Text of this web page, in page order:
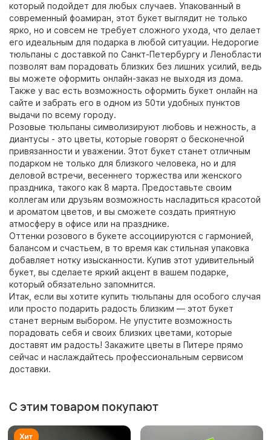
который подойдет для любых случаев. Упакованный в
современный фоамиран, этот букет выглядит не только
ярко, но и совсем не требует сложного ухода, что делает
его идеальным для подарка в любой ситуации. Недорогие
тюльпаны с доставкой по Санкт-Петербургу и Ленобласти
позволят вам порадовать близких без лишних усилий, ведь
вы можете оформить онлайн-заказ не выходя из дома.
Также у вас есть возможность оформить букет онлайн на
сайте и забрать его в одном из 50ти удобных пунктов
выдачи по всему городу.
Розовые тюльпаны символизируют любовь и нежность, а
диантусы - это цветы, которые говорят о бесконечной
привязанности и уважении. Этот букет станет отличным
подарком не только для близкого человека, но и для
деловой встречи, весеннего торжества или женского
праздника, такого как 8 марта. Предоставьте своим
коллегам или друзьям возможность насладиться красотой
и ароматом цветов, и вы сможете создать приятную
атмосферу в офисе или на празднике.
Оттенки розового в букете ассоциируются с гармонией,
балансом и счастьем, в то время как стильная упаковка
добавляет нотку изысканности. Купив этот удивительный
букет, вы сделаете яркий акцент в вашем подарке,
который обязательно запомнится.
Итак, если вы хотите купить тюльпаны для особого случая
или просто подарить радость близким — этот букет
станет верным выбором. Не упустите возможность
порадовать себя и своих близких цветами, которые
доставят им радость! Закажите цветы в Питере прямо
сейчас и наслаждайтесь профессиональным сервисом
доставки.
С этим товаром покупают